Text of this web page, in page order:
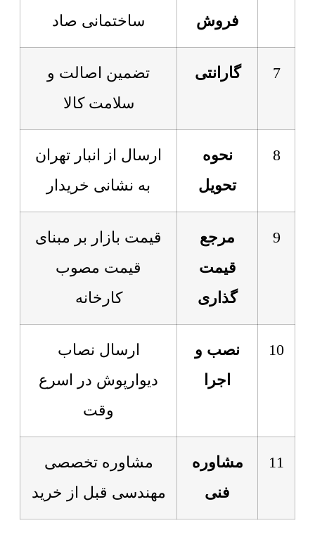
فروش
ساختمانی صاد
7 گارانتی
تضمین اصالت و
سلامت کالا
8
نحوه
تحویل
ارسال از انبار تهران
به نشانی خریدار
9
مرجع
قیمت
گذاری
قیمت بازار بر مبنای
قیمت مصوب
کارخانه
10
نصب و
اجرا
ارسال نصاب
دیوارپوش در اسرع
وقت
11
مشاوره
فنی
مشاوره تخصصی
مهندسی قبل از خرید